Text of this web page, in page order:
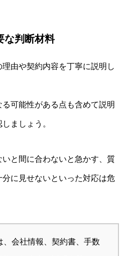
な判断材料
由や契約内容を丁寧に説明し
可能性がある点も含めて説明
ましょう。
と間に合わないと急かす、質
に見せないといった対応は危
、会社情報、契約書、手数